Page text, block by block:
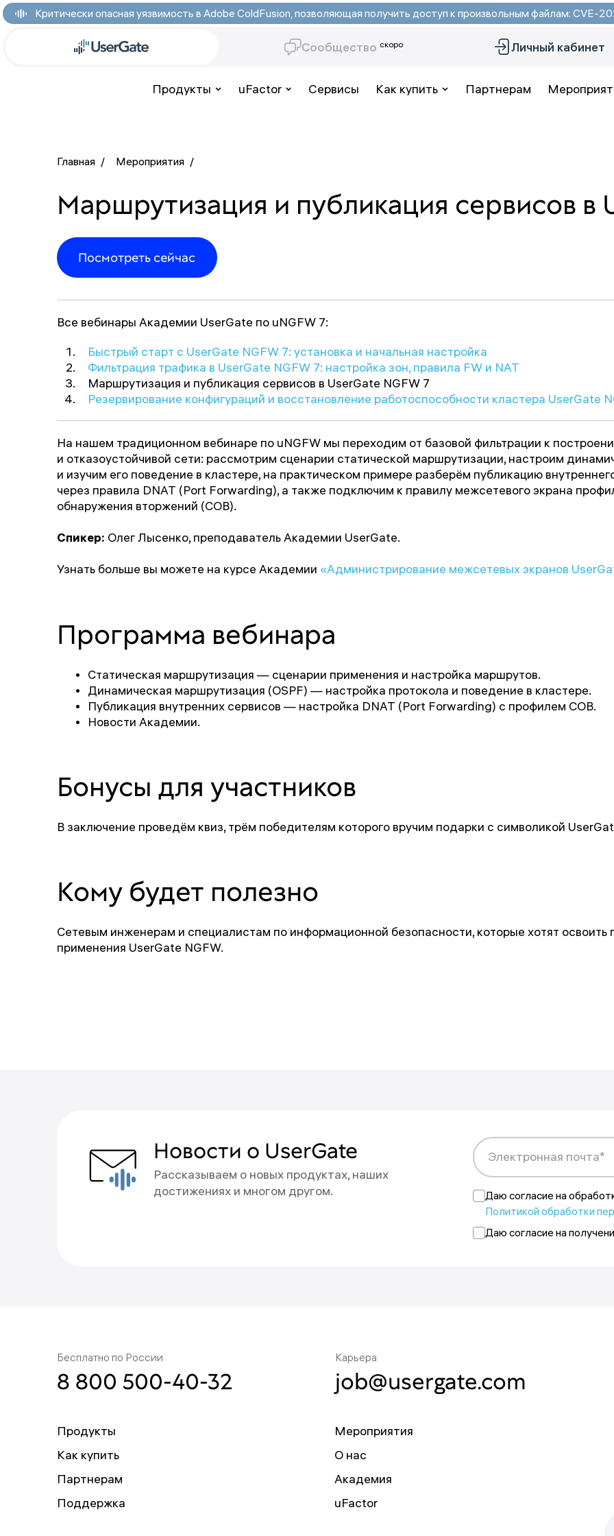
Критически опасная уязвимость в Adobe ColdFusion, позволяющая получить доступ к произвольным файлам: CVE-
Сообщество скоро Личный кабинет
Продукты uFactor Сервисы Как купить Партнерам
Главная / Мероприятия /
Маршрутизация и публикация сервисов в
Посмотреть сейчас
Все вебинары Академии UserGate по uNGFW 7:
Быстрый старт с UserGate NGFW 7: установка и начальная настройка
Фильтрация трафика в UserGate NGFW 7: настройка зон, правила FW и NAT
Маршрутизация и публикация сервисов в UserGate NGFW 7
Резервирование конфигураций и восстановление работоспособности кластера UserGate
На нашем традиционном вебинаре по uNGFW мы переходим от базовой фильтрации к
и отказоустойчивой сети: рассмотрим сценарии статической маршрутизации, настроим
и изучим его поведение в кластере, на практическом примере разберём публикацию
через правила DNAT (Port Forwarding), а также подключим к правилу межсетевого экрана
обнаружения вторжений (СОВ).
Спикер: Олег Лысенко, преподаватель Академии UserGate.
Узнать больше вы можете на курсе Академии «Администрирование межсетевых экранов
Программа вебинара
Статическая маршрутизация — сценарии применения и настройка маршрутов.
Динамическая маршрутизация (OSPF) — настройка протокола и поведение в кластере.
Публикация внутренних сервисов — настройка DNAT (Port Forwarding) с профилем СОВ.
Новости Академии.
Бонусы для участников
В заключение проведём квиз, трём победителям которого вручим подарки с символикой
Кому будет полезно
Сетевым инженерам и специалистам по информационной безопасности, которые хотят освоить
применения UserGate NGFW.
Новости о UserGate
Рассказываем о новых продуктах, наших
достижениях и многом другом.
Электронная почта*
Даю согласие на
Политикой обработки
Даю согласие на
Вы подписаны на новости
Новости будут приходить на адрес {{email}}.
Отменить подписку можно в любой момент.
Бесплатно по России
8 800 500-40-32
Карьера
job@usergate.com
Продукты
Как купить
Партнерам
Поддержка
Мероприятия
О нас
Академия
uFactor